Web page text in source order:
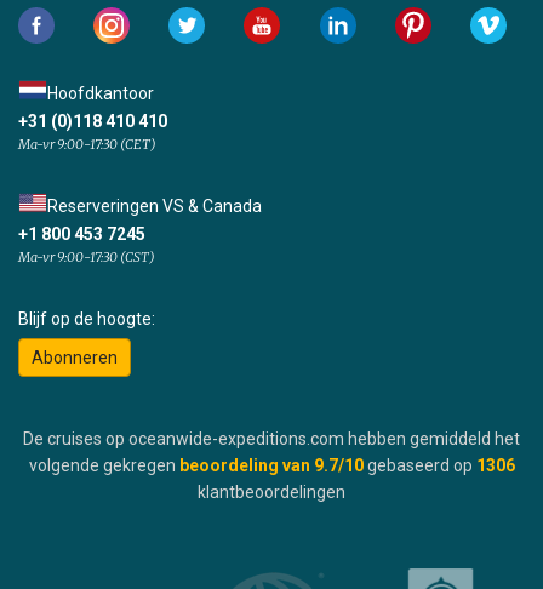
Hoofdkantoor
+31 (0)118 410 410
Ma-vr 9:00-17:30 (CET)
Reserveringen VS & Canada
+1 800 453 7245
Ma-vr 9:00-17:30 (CST)
Blijf op de hoogte:
Abonneren
De cruises op oceanwide-expeditions.com hebben gemiddeld het
volgende gekregen beoordeling van 9.7/10 gebaseerd op 1306
klantbeoordelingen